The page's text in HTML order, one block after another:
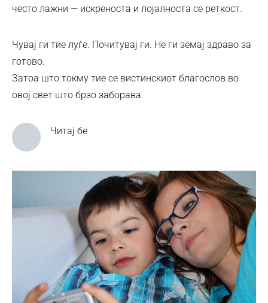
често лажни — искреноста и лојалноста се реткост.
Чувај ги тие луѓе. Почитувај ги. Не ги земај здраво за
готово.
Затоа што токму тие се вистинскиот благослов во
овој свет што брзо заборава.
Читај бе